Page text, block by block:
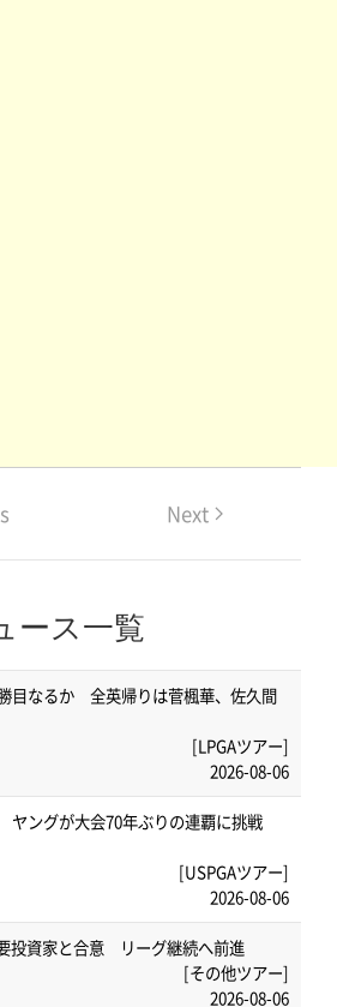
Next
ース一覧
目なるか 全英帰りは菅楓華、佐久間
[LPGAツアー]
2026-08-06
ングが大会70年ぶりの連覇に挑戦
[USPGAツアー]
2026-08-06
投資家と合意 リーグ継続へ前進
[その他ツアー]
2026-08-06